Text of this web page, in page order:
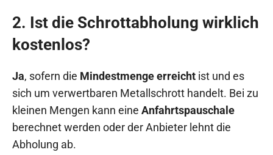
2. Ist die Schrottabholung wirklich
kostenlos?
Ja, sofern die Mindestmenge erreicht ist und es
sich um verwertbaren Metallschrott handelt. Bei zu
kleinen Mengen kann eine Anfahrtspauschale
berechnet werden oder der Anbieter lehnt die
Abholung ab.